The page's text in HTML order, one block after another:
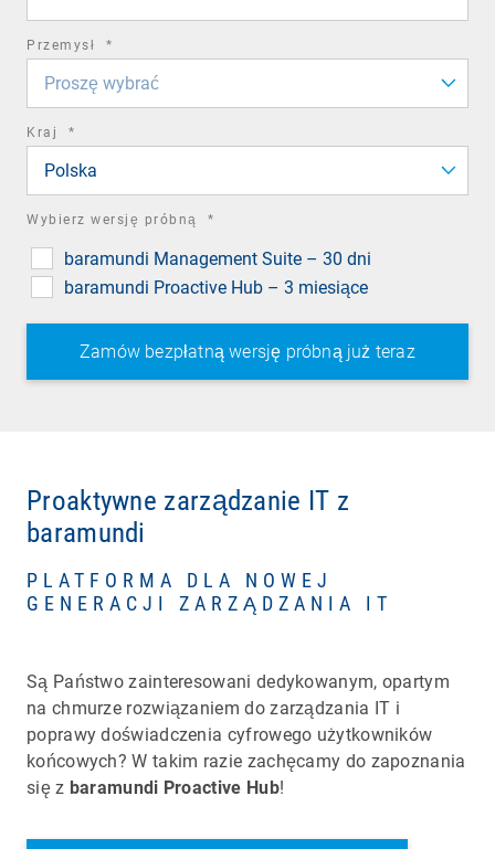
Przemysł *
Proszę wybrać
Kraj *
Polska
Wybierz wersję próbną *
baramundi Management Suite – 30 dni
baramundi Proactive Hub – 3 miesiące
Proaktywne zarządzanie IT z
baramundi
PLATFORMA DLA NOWEJ
GENERACJI ZARZĄDZANIA IT
Są Państwo zainteresowani dedykowanym, opartym
na chmurze rozwiązaniem do zarządzania IT i
poprawy doświadczenia cyfrowego użytkowników
końcowych? W takim razie zachęcamy do zapoznania
się z baramundi Proactive Hub!